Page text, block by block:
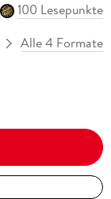
100 Lesepunkte
Alle 4 Formate